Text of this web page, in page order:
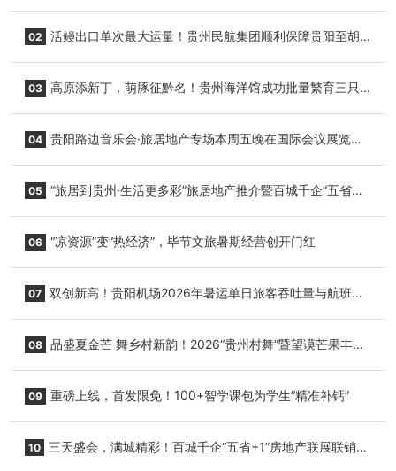
02 活鳗出口单次最大运量！贵州民航集团顺利保障贵阳至胡
03 高原添新丁，萌豚征黔名！贵州海洋馆成功批量繁育三只
04 贵阳路边音乐会·旅居地产专场本周五晚在国际会议展览中
05 “旅居到贵州·生活更多彩”旅居地产推介暨百城千企“五省
06 “凉资源”变“热经济”，毕节文旅暑期经营创开门红
07 双创新高！贵阳机场2026年暑运单日旅客吞吐量与航班起
08 品盛夏金芒 舞乡村新韵！2026“贵州村舞”暨望谟芒果丰收
09 重磅上线，首发限免！100+智学课包为学生“精准补钙”
10 三天盛会，满城精彩！百城千企“五省+1”房地产联展联销活